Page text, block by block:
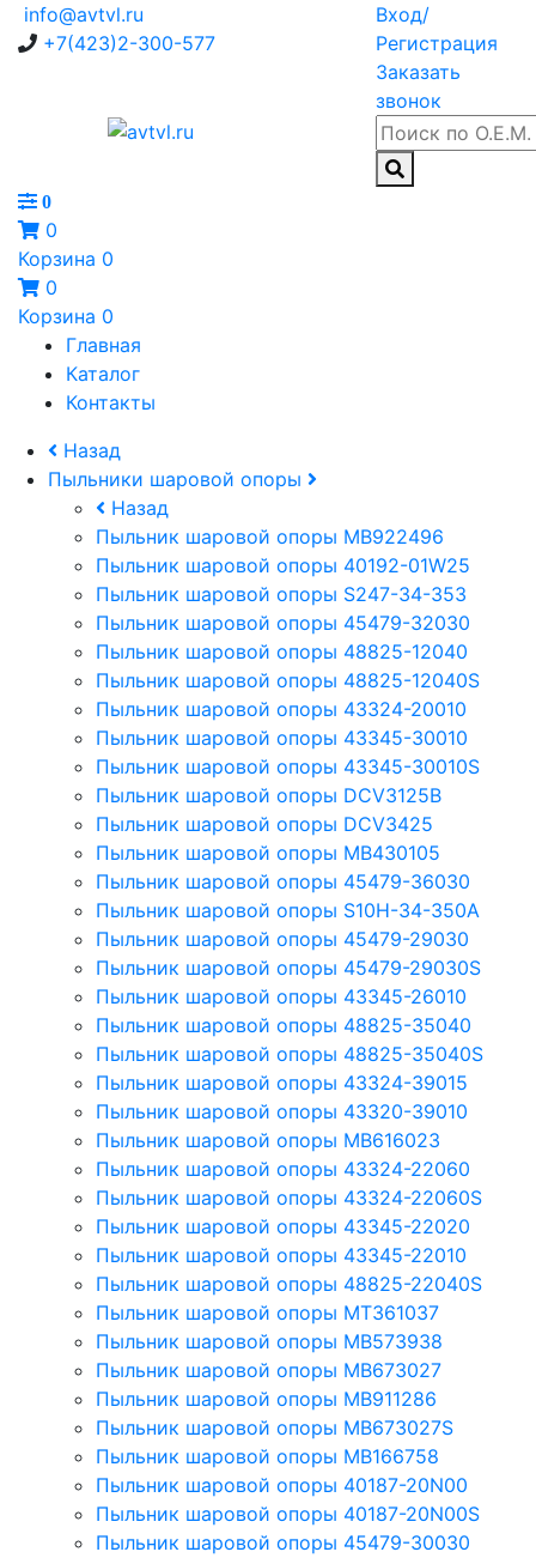
info@avtvl.ru
+7(423)2-300-577
Вход/
Регистрация
Заказать
звонок
0
0
Корзина 0
0
Корзина 0
Главная
Каталог
Контакты
Назад
Пыльники шаровой опоры
Назад
Пыльник шаровой опоры MB922496
Пыльник шаровой опоры 40192-01W25
Пыльник шаровой опоры S247-34-353
Пыльник шаровой опоры 45479-32030
Пыльник шаровой опоры 48825-12040
Пыльник шаровой опоры 48825-12040S
Пыльник шаровой опоры 43324-20010
Пыльник шаровой опоры 43345-30010
Пыльник шаровой опоры 43345-30010S
Пыльник шаровой опоры DCV3125B
Пыльник шаровой опоры DCV3425
Пыльник шаровой опоры MB430105
Пыльник шаровой опоры 45479-36030
Пыльник шаровой опоры S10H-34-350A
Пыльник шаровой опоры 45479-29030
Пыльник шаровой опоры 45479-29030S
Пыльник шаровой опоры 43345-26010
Пыльник шаровой опоры 48825-35040
Пыльник шаровой опоры 48825-35040S
Пыльник шаровой опоры 43324-39015
Пыльник шаровой опоры 43320-39010
Пыльник шаровой опоры MB616023
Пыльник шаровой опоры 43324-22060
Пыльник шаровой опоры 43324-22060S
Пыльник шаровой опоры 43345-22020
Пыльник шаровой опоры 43345-22010
Пыльник шаровой опоры 48825-22040S
Пыльник шаровой опоры MT361037
Пыльник шаровой опоры MB573938
Пыльник шаровой опоры MB673027
Пыльник шаровой опоры MB911286
Пыльник шаровой опоры MB673027S
Пыльник шаровой опоры MB166758
Пыльник шаровой опоры 40187-20N00
Пыльник шаровой опоры 40187-20N00S
Пыльник шаровой опоры 45479-30030